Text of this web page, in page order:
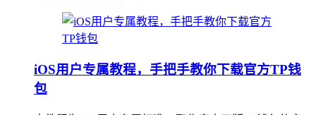
iOS用户专属教程，手把手教你下载官方TP钱
包